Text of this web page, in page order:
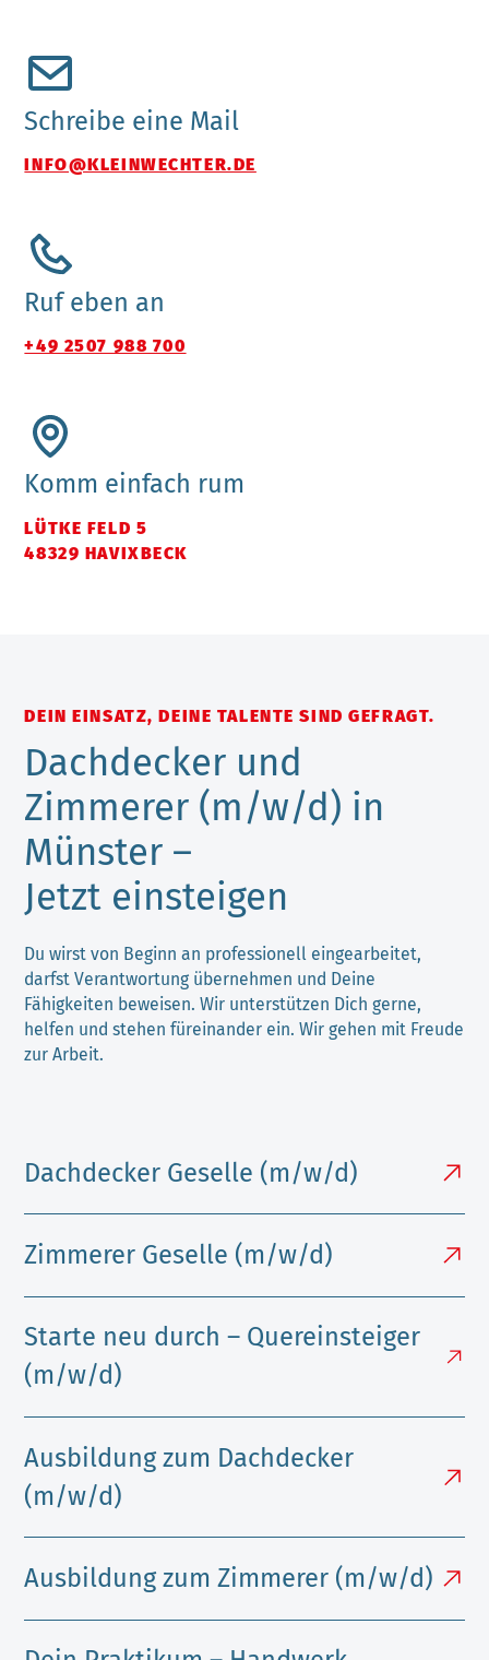
Schreibe eine Mail
INFO@KLEINWECHTER.DE
Ruf eben an
+49 2507 988 700
Komm einfach rum
LÜTKE FELD 5
48329 HAVIXBECK
DEIN EINSATZ, DEINE TALENTE SIND GEFRAGT.
Dachdecker und
Zimmerer (m/w/d) in
Münster –
Jetzt einsteigen
Du wirst von Beginn an professionell eingearbeitet,
darfst Verantwortung übernehmen und Deine
Fähigkeiten beweisen. Wir unterstützen Dich gerne,
helfen und stehen füreinander ein. Wir gehen mit Freude
zur Arbeit.
Dachdecker Geselle (m/w/d)
Zimmerer Geselle (m/w/d)
Starte neu durch – Quereinsteiger
(m/w/d)
Ausbildung zum Dachdecker
(m/w/d)
Ausbildung zum Zimmerer (m/w/d)